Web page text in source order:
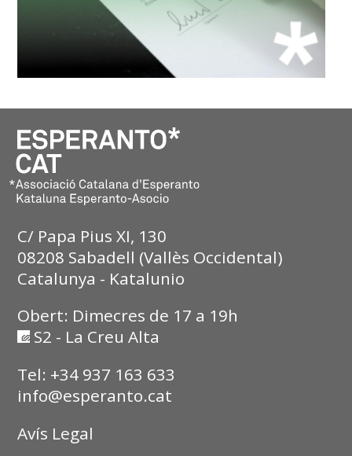
C/ Papa Pius XI, 130
08208 Sabadell (Vallès Occidental)
Catalunya - Katalunio
Obert: Dimecres de 17 a 19h
S2 - La Creu Alta
Tel: +34 937 163 633
info@esperanto.cat
Avís Legal